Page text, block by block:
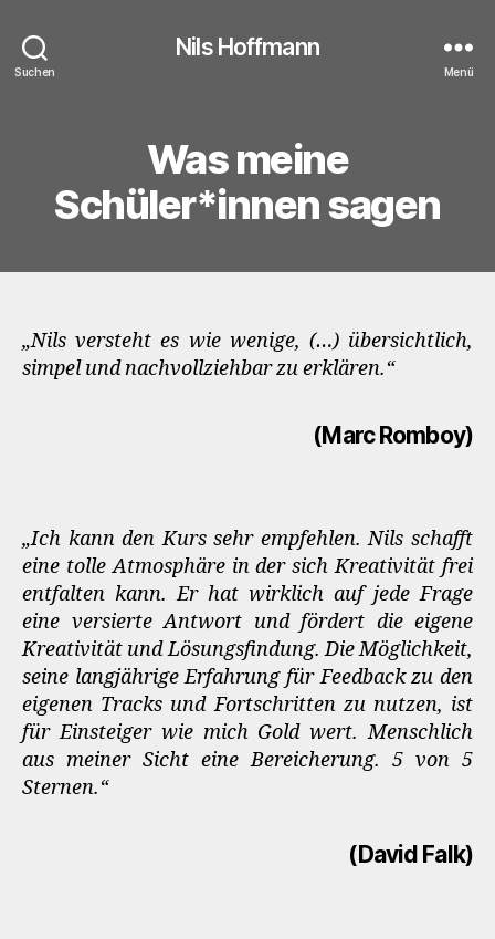
Suchen
Nils Hoffmann
Menü
Was meine
Schüler*innen sagen
„Nils versteht es wie wenige, (…) übersichtlich,
simpel und nachvollziehbar zu erklären.“
(Marc Romboy)
„Ich kann den Kurs sehr empfehlen. Nils schafft
eine tolle Atmosphäre in der sich Kreativität frei
entfalten kann. Er hat wirklich auf jede Frage
eine versierte Antwort und fördert die eigene
Kreativität und Lösungsfindung. Die Möglichkeit,
seine langjährige Erfahrung für Feedback zu den
eigenen Tracks und Fortschritten zu nutzen, ist
für Einsteiger wie mich Gold wert. Menschlich
aus meiner Sicht eine Bereicherung. 5 von 5
Sternen.“
(David Falk)